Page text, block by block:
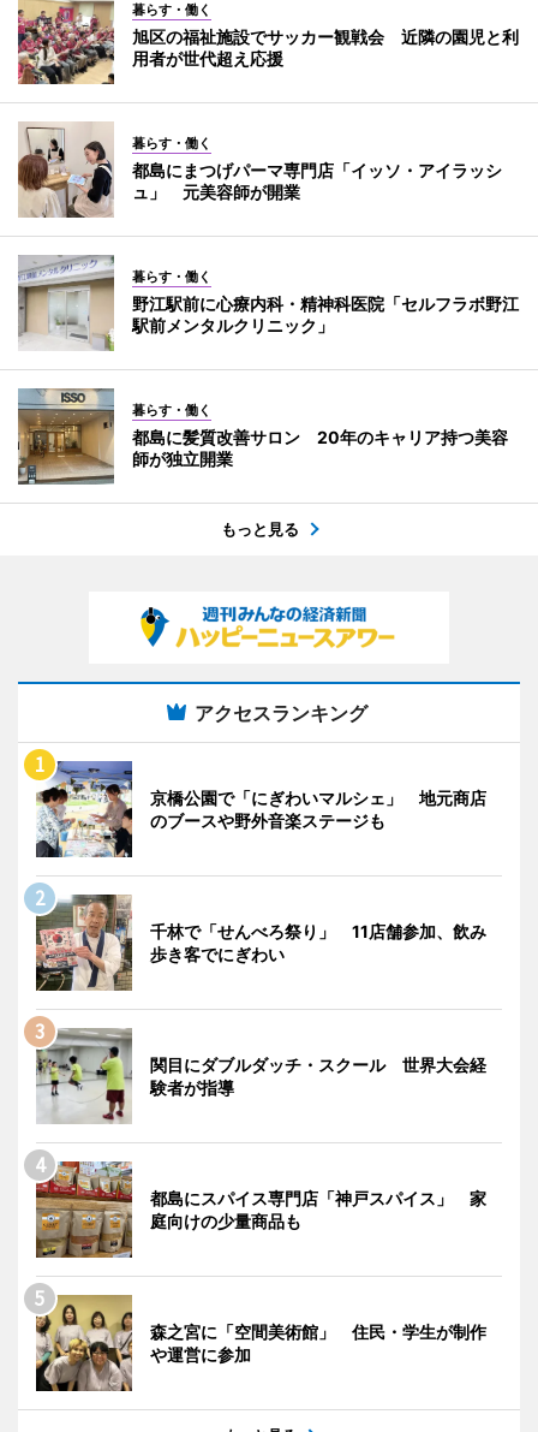
暮らす・働く
旭区の福祉施設でサッカー観戦会 近隣の園児と利
用者が世代超え応援
暮らす・働く
都島にまつげパーマ専門店「イッソ・アイラッシ
ュ」 元美容師が開業
暮らす・働く
野江駅前に心療内科・精神科医院「セルフラボ野江
駅前メンタルクリニック」
暮らす・働く
都島に髪質改善サロン 20年のキャリア持つ美容
師が独立開業
もっと見る
アクセスランキング
京橋公園で「にぎわいマルシェ」 地元商店
のブースや野外音楽ステージも
千林で「せんべろ祭り」 11店舗参加、飲み
歩き客でにぎわい
関目にダブルダッチ・スクール 世界大会経
験者が指導
都島にスパイス専門店「神戸スパイス」 家
庭向けの少量商品も
森之宮に「空間美術館」 住民・学生が制作
や運営に参加